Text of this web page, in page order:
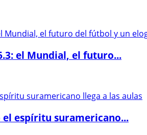
el Mundial, el futuro...
el espíritu suramericano...